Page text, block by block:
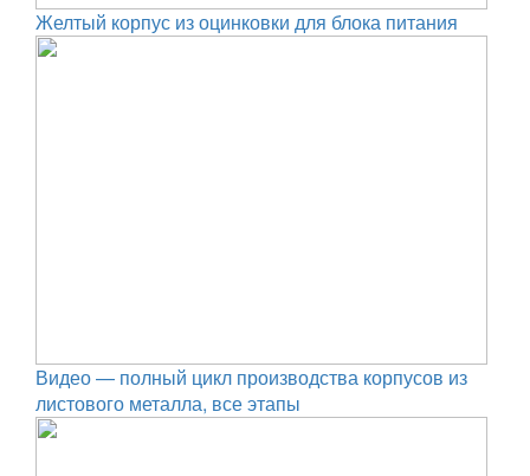
Желтый корпус из оцинковки для блока питания
Видео — полный цикл производства корпусов из
листового металла, все этапы